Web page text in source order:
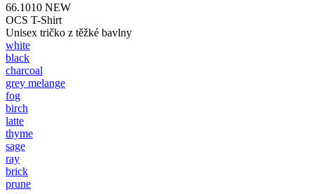
66.1010 NEW
OCS T-Shirt
Unisex tričko z těžké bavlny
white
black
charcoal
grey melange
fog
birch
latte
thyme
sage
ray
brick
prune